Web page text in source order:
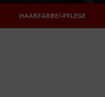
HAARFARBE/-PFLEGE